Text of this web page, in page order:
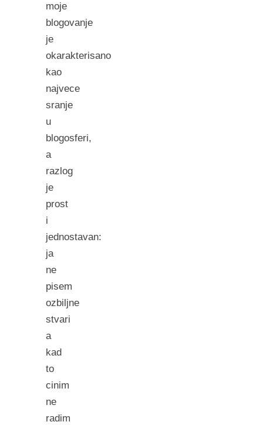
moje
blogovanje
je
okarakterisano
kao
najvece
sranje
u
blogosferi,
a
razlog
je
prost
i
jednostavan:
ja
ne
pisem
ozbiljne
stvari
a
kad
to
cinim
ne
radim